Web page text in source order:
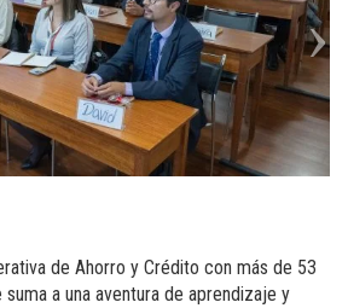
de Ahorro y Crédito con más de 53
a una aventura de aprendizaje y